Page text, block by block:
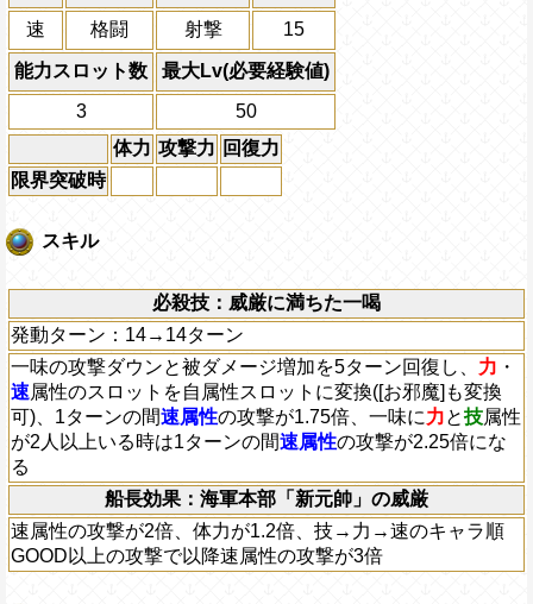
速 格闘 射撃 15
能力スロット数
最大Lv(必要経験値)
3
50
体力 攻撃力 回復力
限界突破時
スキル
必殺技：威厳に満ちた一喝
発動ターン：14→14ターン
一味の攻撃ダウンと被ダメージ増加を5ターン回復し、 力 ・
速属性のスロットを自属性スロットに変換([お邪魔]も変換
可)、1ターンの間速属性の攻撃が1.75倍、一味に力と技属性
が2人以上いる時は1ターンの間速属性の攻撃が2.25倍にな
る
船長効果：海軍本部「新元帥」の威厳
速属性の攻撃が2倍、体力が1.2倍、技→力→速のキャラ順
GOOD以上の攻撃で以降速属性の攻撃が3倍